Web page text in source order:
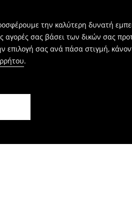
την καλύτερη δυνατή
αγορές σας βάσει των δικών σας
σας ανά πάσα στιγμή,
.